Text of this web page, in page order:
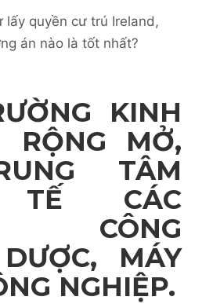
KINH
RỘNG MỞ,
TÂM
TẾ CÁC
CÔNG
MÁY
NGHIỆP.